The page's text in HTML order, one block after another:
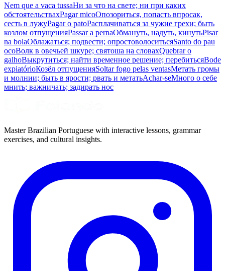
Nem que a vaca tussaНи за что на свете; ни при каких
обстоятельствахPagar micoОпозориться, попасть впросак,
сесть в лужуPagar o patoРасплачиваться за чужие грехи; быть
козлом отпущенияPassar a pernaОбмануть, надуть, кинутьPisar
na bolaОблажаться; подвести; опростоволоситьсяSanto do pau
ocoВолк в овечьей шкуре; святоша на словахQuebrar o
galhoВыкрутиться; найти временное решение; перебитьсяBode
expiatórioКозёл отпущенияSoltar fogo pelas ventasМетать громы
и молнии; быть в ярости; рвать и метатьAchar-seМного о себе
мнить; важничать; задирать нос
Master Brazilian Portuguese with interactive lessons, grammar
exercises, and cultural insights.